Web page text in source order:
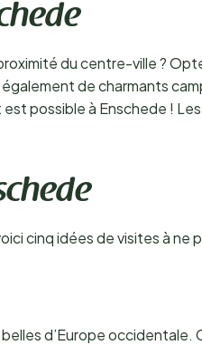
du centre-ville ?
de charmants
possible à Enschede !
cinq idées de visites à ne
d’Europe occidentale.